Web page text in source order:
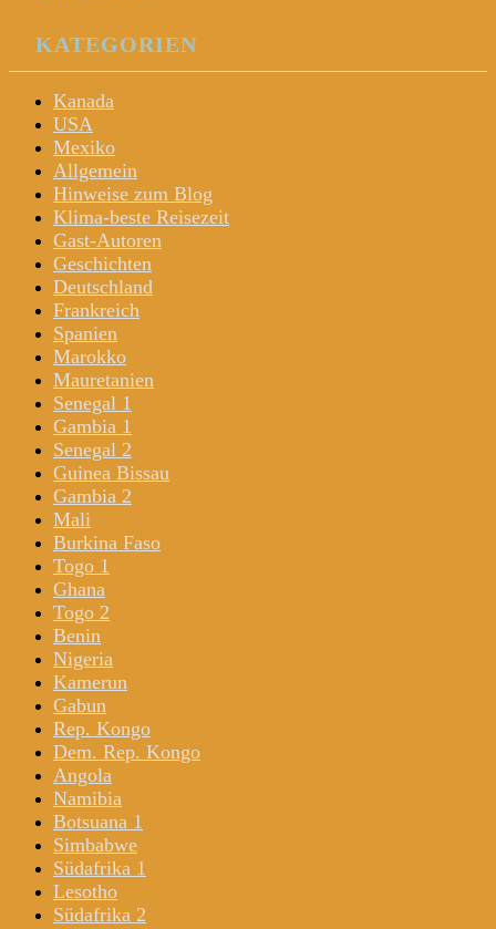
KATEGORIEN
Kanada
USA
Mexiko
Allgemein
Hinweise zum Blog
Klima-beste Reisezeit
Gast-Autoren
Geschichten
Deutschland
Frankreich
Spanien
Marokko
Mauretanien
Senegal 1
Gambia 1
Senegal 2
Guinea Bissau
Gambia 2
Mali
Burkina Faso
Togo 1
Ghana
Togo 2
Benin
Nigeria
Kamerun
Gabun
Rep. Kongo
Dem. Rep. Kongo
Angola
Namibia
Botsuana 1
Simbabwe
Südafrika 1
Lesotho
Südafrika 2